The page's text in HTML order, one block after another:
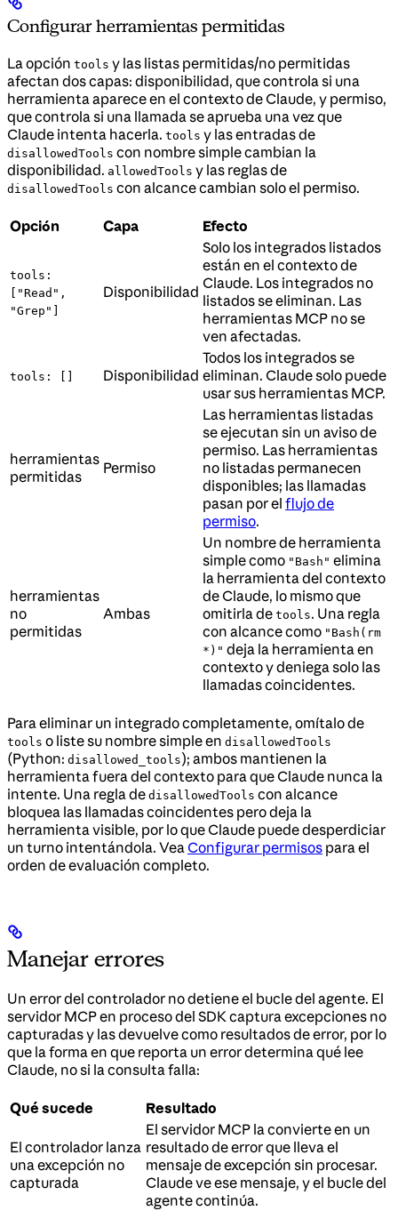
Configurar herramientas permitidas
La opción tools y las listas permitidas/no permitidas
afectan dos capas: disponibilidad, que controla si una
herramienta aparece en el contexto de Claude, y permiso,
que controla si una llamada se aprueba una vez que
Claude intenta hacerla. tools y las entradas de
disallowedTools con nombre simple cambian la
disponibilidad. allowedTools y las reglas de
disallowedTools con alcance cambian solo el permiso.
Opción Capa Efecto
tools:
["Read",
"Grep"]
Disponibilidad
Solo los integrados listados
están en el contexto de
Claude. Los integrados no
listados se eliminan. Las
herramientas MCP no se
ven afectadas.
tools: [] Disponibilidad
Todos los integrados se
eliminan. Claude solo puede
usar sus herramientas MCP.
herramientas
permitidas
Permiso
Las herramientas listadas
se ejecutan sin un aviso de
permiso. Las herramientas
no listadas permanecen
disponibles; las llamadas
pasan por el flujo de
permiso.
herramientas
no
permitidas
Ambas
Un nombre de herramienta
simple como "Bash" elimina
la herramienta del contexto
de Claude, lo mismo que
omitirla de tools. Una regla
con alcance como "Bash(rm
*)" deja la herramienta en
contexto y deniega solo las
llamadas coincidentes.
Para eliminar un integrado completamente, omítalo de
tools o liste su nombre simple en disallowedTools
(Python: disallowed_tools); ambos mantienen la
herramienta fuera del contexto para que Claude nunca la
intente. Una regla de disallowedTools con alcance
bloquea las llamadas coincidentes pero deja la
herramienta visible, por lo que Claude puede desperdiciar
un turno intentándola. Vea Configurar permisos para el
orden de evaluación completo.
Manejar errores
Un error del controlador no detiene el bucle del agente. El
servidor MCP en proceso del SDK captura excepciones no
capturadas y las devuelve como resultados de error, por lo
que la forma en que reporta un error determina qué lee
Claude, no si la consulta falla:
Qué sucede Resultado
El controlador lanza
una excepción no
capturada
El servidor MCP la convierte en un
resultado de error que lleva el
mensaje de excepción sin procesar.
Claude ve ese mensaje, y el bucle del
agente continúa.